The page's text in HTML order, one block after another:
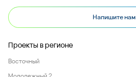
Напишите нам
Проекты в регионе
Восточный